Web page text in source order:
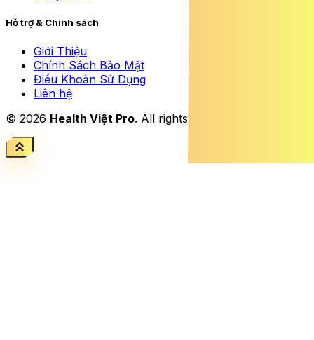
Hỗ trợ & Chính sách
Giới Thiệu
Chính Sách Bảo Mật
Điều Khoản Sử Dụng
Liên hệ
© 2026 Health Việt Pro. All rights reserved.
keyboard_double_arrow_up